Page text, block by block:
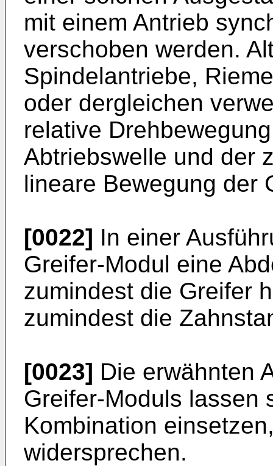
mit einem Antrieb
verschoben werden.
Spindelantriebe,
oder dergleichen
relative
Abtriebswelle und der
lineare Bewegung der
[0022] In einer
Greifer-Modul eine
zumindest die Greifer
zumindest die
[0023] Die erwähnten
Greifer-Moduls lassen
Kombination
widersprechen.